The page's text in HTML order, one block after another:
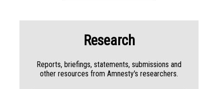
Research
Reports, briefings, statements, submissions and
other resources from Amnesty's researchers.